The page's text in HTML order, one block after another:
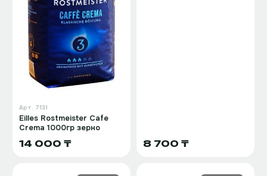
Арт. 7131
Eilles Rostmeister Cafe
Crema 1000гр зерно
14 000 ₸ 8 700 ₸